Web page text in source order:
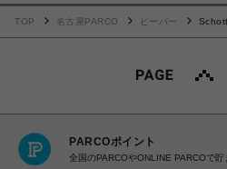
TOP 名古屋PARCO ビーバー
PARCOポイント
全国のPARCOやONLINE PARCOで貯